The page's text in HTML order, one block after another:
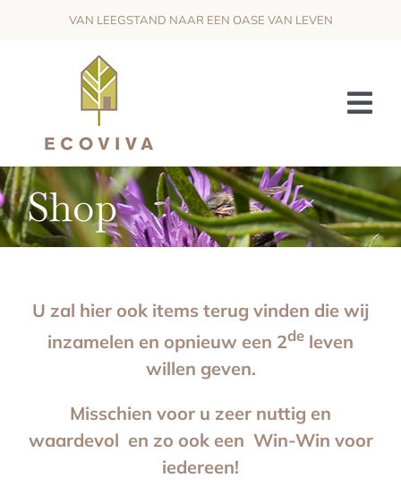
VAN LEEGSTAND NAAR EEN OASE VAN LEVEN
HET PROJECT
DE VISIE
WIJ ZOEKEN
NIEUWS
E-SHOP
Shop
U zal hier ook items terug vinden die wij
inzamelen en opnieuw een 2de leven
willen geven.
Misschien voor u zeer nuttig en
waardevol en zo ook een Win-Win voor
iedereen!